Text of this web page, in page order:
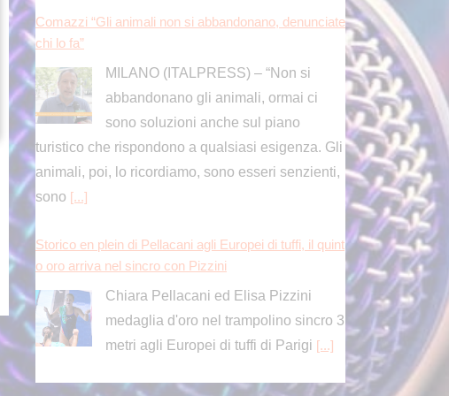
Storico en plein di Pellacani agli Europei di tuffi, il quint
o oro arriva nel sincro con Pizzini
Chiara Pellacani ed Elisa Pizzini
medaglia d'oro nel trampolino sincro 3
metri agli Europei di tuffi di Parigi
Covid, Conte “Piano pandemico 2006 inadeguato, viru
s senza precedenti”
pandemico del 2006 ha rappresentato
una risposta totalmente inadeguata,
perchè ci trovavamo dinanzi a un virus senza
precedenti: non a caso la comunità scientifica
internazionale[...]